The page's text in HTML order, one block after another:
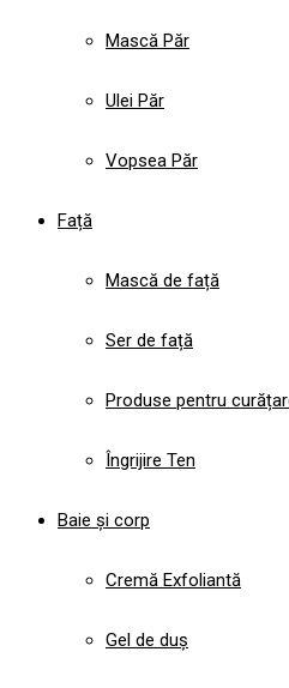
Mască Păr
Ulei Păr
Vopsea Păr
Față
Mască de față
Ser de față
Produse pentru
Îngrijire Ten
Baie și corp
Cremă Exfoliantă
Gel de duș